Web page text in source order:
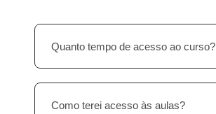
Quanto tempo de acesso ao curso?
Como terei acesso às aulas?